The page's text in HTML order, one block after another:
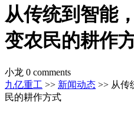
从传统到智能
变农民的耕作
小龙 0 comments
九亿重工 >> 新闻动态 >> 从传
民的耕作方式